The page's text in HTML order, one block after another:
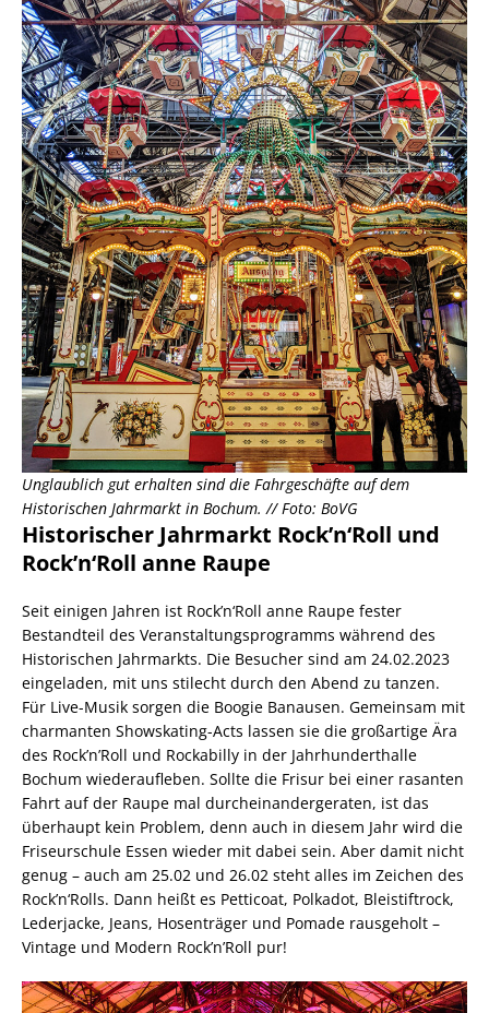
Unglaublich gut erhalten sind die Fahrgeschäfte auf dem
Historischen Jahrmarkt in Bochum. // Foto: BoVG
Historischer Jahrmarkt Rock’n‘Roll und
Rock’n‘Roll anne Raupe
Seit einigen Jahren ist Rock’n‘Roll anne Raupe fester
Bestandteil des Veranstaltungsprogramms während des
Historischen Jahrmarkts. Die Besucher sind am 24.02.2023
eingeladen, mit uns stilecht durch den Abend zu tanzen.
Für Live-Musik sorgen die Boogie Banausen. Gemeinsam mit
charmanten Showskating-Acts lassen sie die großartige Ära
des Rock’n’Roll und Rockabilly in der Jahrhunderthalle
Bochum wiederaufleben. Sollte die Frisur bei einer rasanten
Fahrt auf der Raupe mal durcheinandergeraten, ist das
überhaupt kein Problem, denn auch in diesem Jahr wird die
Friseurschule Essen wieder mit dabei sein. Aber damit nicht
genug – auch am 25.02 und 26.02 steht alles im Zeichen des
Rock’n‘Rolls. Dann heißt es Petticoat, Polkadot, Bleistiftrock,
Lederjacke, Jeans, Hosenträger und Pomade rausgeholt –
Vintage und Modern Rock’n’Roll pur!